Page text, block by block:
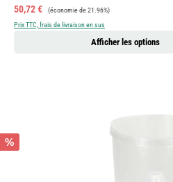
Prix de vente :
50,72 € Prix régulier :
(économie de 21.96%)
Prix TTC, frais de livraison en sus
Afficher les options
%